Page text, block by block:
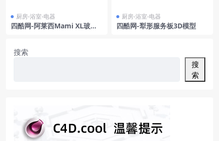
厨房-浴室-电器
四酷网-阿莱西Mami XL玻璃
厨房-浴室-电器
四酷网-犁形服务板3D模型
搜索
搜
索